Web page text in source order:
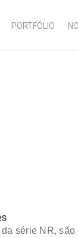
PORTFÓLIO
série NR,